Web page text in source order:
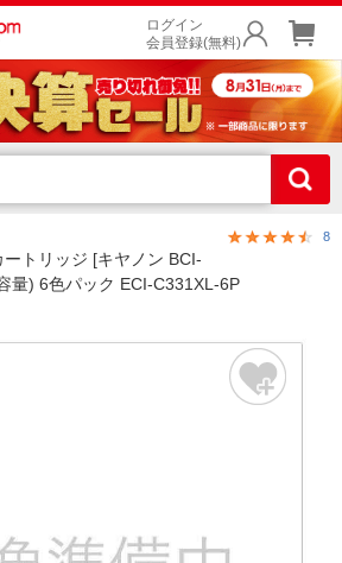
ログイン
会員登録(無料)
8
トリッジ [キヤノン BCI-
量) 6色パック ECI-C331XL-6P